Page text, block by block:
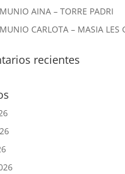
AINA – TORRE PADRI
CARLOTA – MASIA LES
recientes